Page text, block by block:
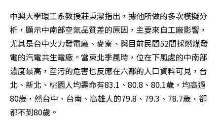
中興大學環工系教授莊秉潔指出，據他所做的多次模擬分
析，顯示中南部空氣品質差的原因，主要來自工廠影響，
尤其是台中火力發電廠、麥寮、與目前民間52間採燃煤發
電的汽電共生電廠。當東北季風時，位在下風處的中南部
濃度最高，空污的危害也反應在六都的人口資料可見，台
北、新北、桃園人均壽命有83.1、80.8、80.1歲，均高過
80歲，然台中、台南、高雄人的79.8、79.3、78.7歲，卻
都不到80歲。